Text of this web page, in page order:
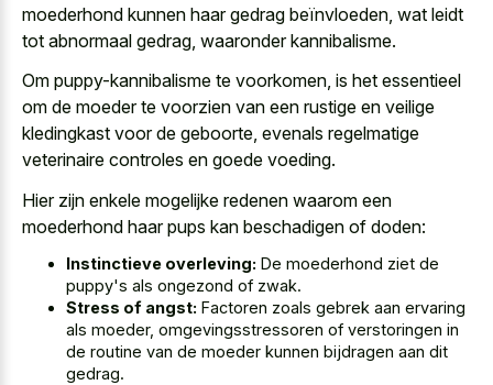
moederhond kunnen haar gedrag beïnvloeden, wat leidt
tot abnormaal gedrag, waaronder kannibalisme.
Om puppy-kannibalisme te voorkomen, is het essentieel
om de moeder te voorzien van een rustige en veilige
kledingkast voor de geboorte, evenals regelmatige
veterinaire controles en goede voeding.
Hier zijn enkele mogelijke redenen waarom een
moederhond haar pups kan beschadigen of doden:
Instinctieve overleving: De moederhond ziet de
puppy's als ongezond of zwak.
Stress of angst: Factoren zoals gebrek aan ervaring
als moeder, omgevingsstressoren of verstoringen in
de routine van de moeder kunnen bijdragen aan dit
gedrag.